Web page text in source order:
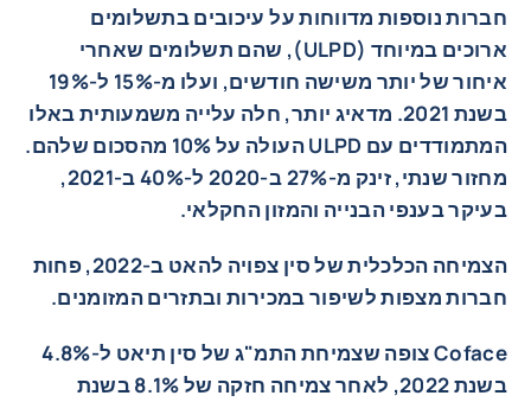
חברות נוספות מדווחות על עיכובים בתשלומים
ארוכים במיוחד (ULPD), שהם תשלומים שאחרי
איחור של יותר משישה חודשים, ועלו מ-15% ל-19%
בשנת 2021. מדאיג יותר, חלה עלייה משמעותית באלו
המתמודדים עם ULPD העולה על 10% מהסכום שלהם.
מחזור שנתי, זינק מ-27% ב-2020 ל-40% ב-2021,
בעיקר בענפי הבנייה והמזון החקלאי.
הצמיחה הכלכלית של סין צפויה להאט ב-2022, פחות
חברות מצפות לשיפור במכירות ובתזרים המזומנים.
Coface צופה שצמיחת התמ"ג של סין תיאט ל-4.8%
בשנת 2022, לאחר צמיחה חזקה של 8.1% בשנת